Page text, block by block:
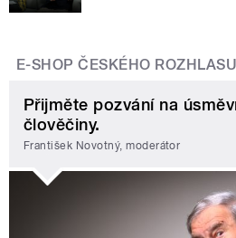
E-SHOP ČESKÉHO ROZHLASU
Přijměte pozvání na
člověčiny.
František Novotný, moderátor